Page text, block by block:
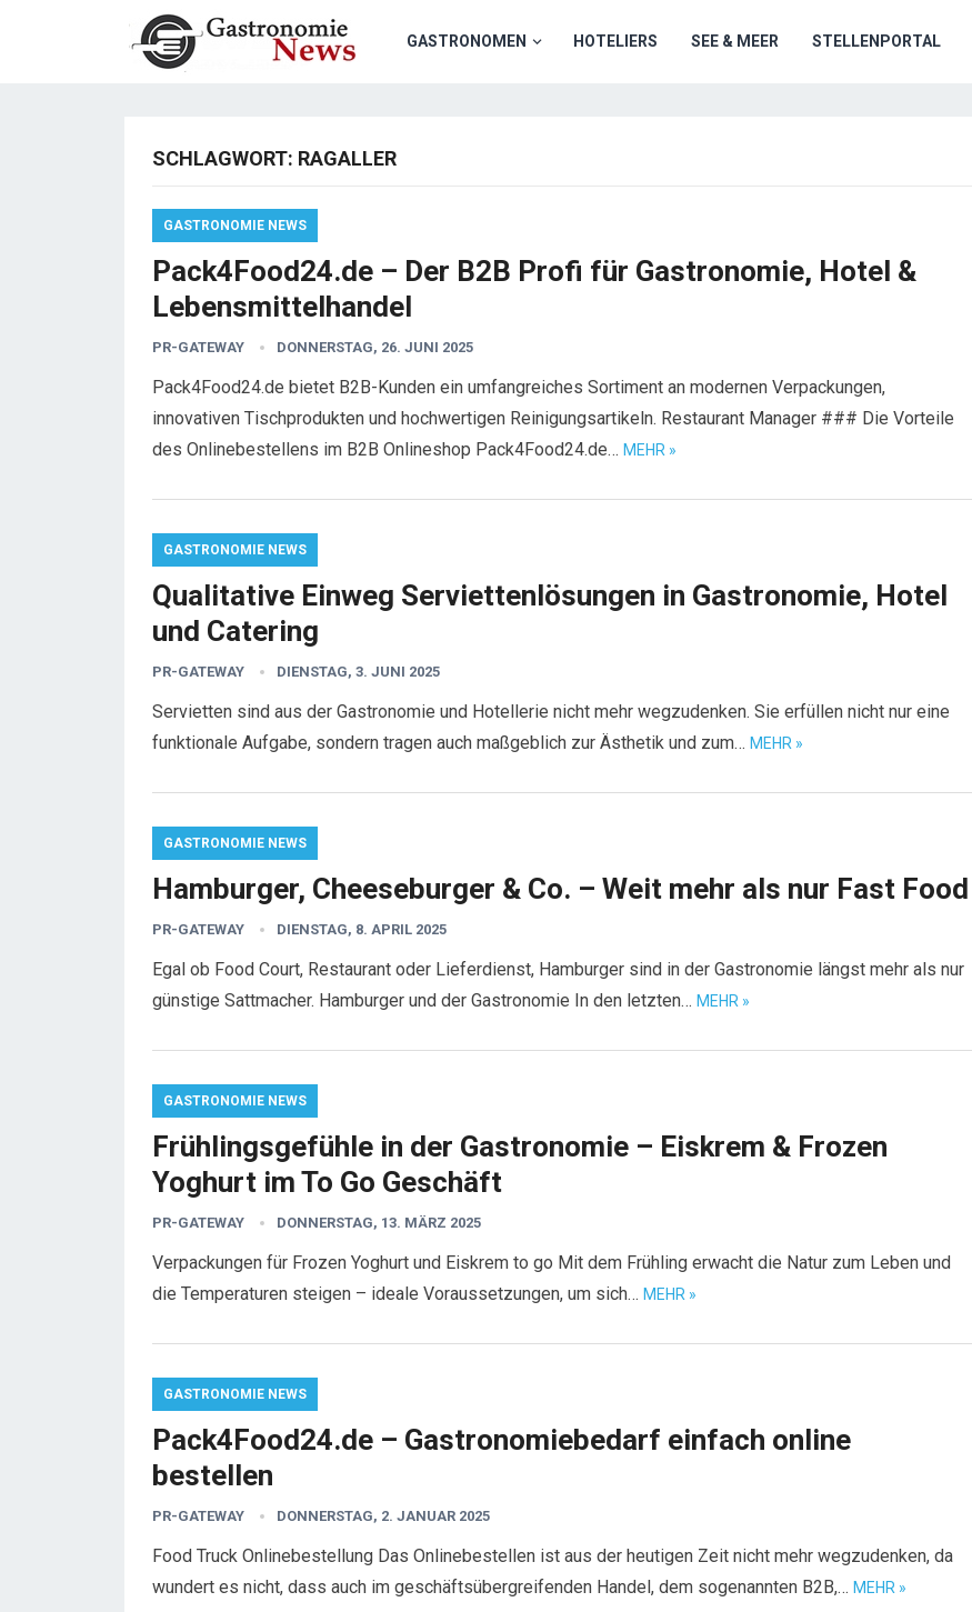
GASTRONOMEN HOTELIERS SEE & MEER STELLENPORTAL
SCHLAGWORT: RAGALLER
GASTRONOMIE NEWS
Pack4Food24.de – Der B2B Profi für Gastronomie, Hotel &
Lebensmittelhandel
PR-GATEWAY DONNERSTAG, 26. JUNI 2025
Pack4Food24.de bietet B2B-Kunden ein umfangreiches Sortiment an modernen Verpackungen,
innovativen Tischprodukten und hochwertigen Reinigungsartikeln. Restaurant Manager ### Die Vorteile
des Onlinebestellens im B2B Onlineshop Pack4Food24.de… MEHR »
GASTRONOMIE NEWS
Qualitative Einweg Serviettenlösungen in Gastronomie, Hotel
und Catering
PR-GATEWAY DIENSTAG, 3. JUNI 2025
Servietten sind aus der Gastronomie und Hotellerie nicht mehr wegzudenken. Sie erfüllen nicht nur eine
funktionale Aufgabe, sondern tragen auch maßgeblich zur Ästhetik und zum… MEHR »
GASTRONOMIE NEWS
Hamburger, Cheeseburger & Co. – Weit mehr als nur Fast Food
PR-GATEWAY DIENSTAG, 8. APRIL 2025
Egal ob Food Court, Restaurant oder Lieferdienst, Hamburger sind in der Gastronomie längst mehr als nur
günstige Sattmacher. Hamburger und der Gastronomie In den letzten… MEHR »
GASTRONOMIE NEWS
Frühlingsgefühle in der Gastronomie – Eiskrem & Frozen
Yoghurt im To Go Geschäft
PR-GATEWAY DONNERSTAG, 13. MÄRZ 2025
Verpackungen für Frozen Yoghurt und Eiskrem to go Mit dem Frühling erwacht die Natur zum Leben und
die Temperaturen steigen – ideale Voraussetzungen, um sich… MEHR »
GASTRONOMIE NEWS
Pack4Food24.de – Gastronomiebedarf einfach online
bestellen
PR-GATEWAY DONNERSTAG, 2. JANUAR 2025
Food Truck Onlinebestellung Das Onlinebestellen ist aus der heutigen Zeit nicht mehr wegzudenken, da
wundert es nicht, dass auch im geschäftsübergreifenden Handel, dem sogenannten B2B,… MEHR »